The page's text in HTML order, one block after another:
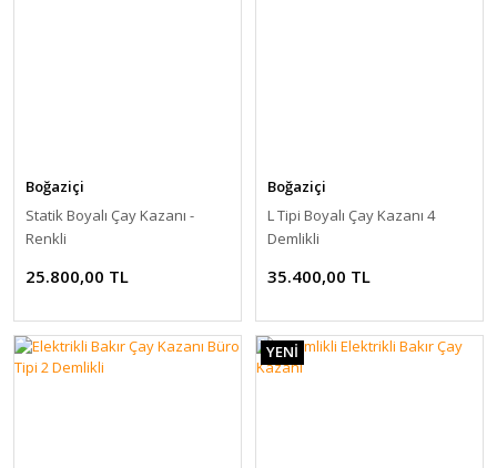
Boğaziçi
Statik Boyalı Çay Kazanı -
Renkli
25.800,00 TL
Boğaziçi
L Tipi Boyalı Çay Kazanı 4
Demlikli
35.400,00 TL
YENİ